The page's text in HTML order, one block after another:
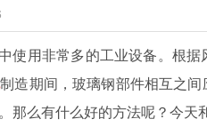
使用非常多的工业设备。根
制造期间，玻璃钢部件相互之
那么有什么好的方法呢？今天